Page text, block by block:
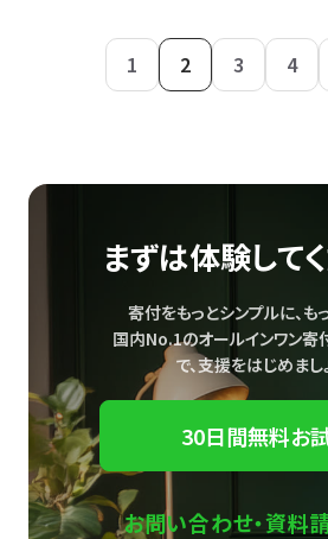
1 2 3 4
まずは体験して
寄付をもっとシンプルに、も
国内No.1のオールインワン寄
で、支援をはじめまし
30日間無料お
お問い合わせ・資料